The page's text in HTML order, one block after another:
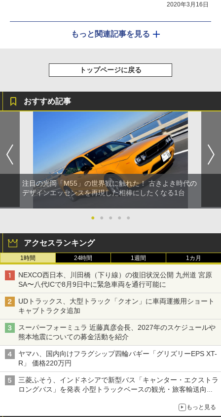
2020年3月16日
もっと関連記事を見る
トップページに戻る
おすすめ記事
注目の光岡「M55」の世界観に触れた！ 古きよき時代の
デザインエッセンスを再現した相棒にしたくなる1台
● ● ● ● ●
アクセスランキング
1時間 24時間 1週間 1カ月
NEXCO西日本、川田橋（下り線）の復旧状況公開 九州道 宮原
SA〜八代ICで8月9日中に緊急車両を通行可能に
UDトラックス、大型トラック「クオン」に車両運搬用ショート
キャブトラクタ追加
スーパーフォーミュラ 近藤真彦会長、2027年のスケジュールや
熊本地震についての募金活動を紹介
ヤマハ、国内向けフラグシップ四輪バギー「グリズリーEPS XT-
R」 価格220万円
三菱ふそう、インドネシアで新型バス「キャンター・エクストラ
ロングバス」を発表 小型トラックベースの観光・旅客輸送向け
もっと見る